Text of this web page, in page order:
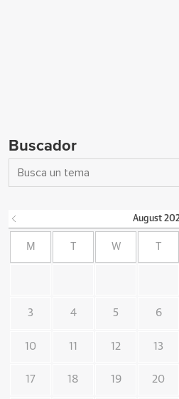
Buscador
August
M W
3 4 5 6
10 11 12 13
17 18 19 20